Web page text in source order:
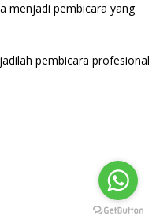
menjadi pembicara yang
pembicara profesional